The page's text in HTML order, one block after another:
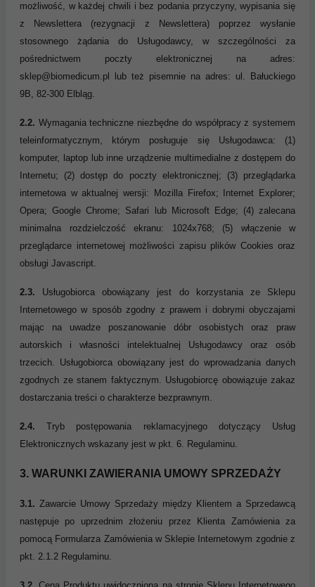
możliwość, w każdej chwili i bez podania przyczyny, wypisania się
z Newslettera (rezygnacji z Newslettera) poprzez wysłanie
stosownego żądania do Usługodawcy, w szczególności za
pośrednictwem poczty elektronicznej na adres:
sklep@biomedicum.pl lub też pisemnie na adres: ul. Bałuckiego
9B, 82-300 Elbląg.
2.2. Wymagania techniczne niezbędne do współpracy z systemem
teleinformatycznym, którym posługuje się Usługodawca: (1)
komputer, laptop lub inne urządzenie multimedialne z dostępem do
Internetu; (2) dostęp do poczty elektronicznej; (3) przeglądarka
internetowa w aktualnej wersji: Mozilla Firefox; Internet Explorer;
Opera; Google Chrome; Safari lub Microsoft Edge; (4) zalecana
minimalna rozdzielczość ekranu: 1024x768; (5) włączenie w
przeglądarce internetowej możliwości zapisu plików Cookies oraz
obsługi Javascript.
2.3. Usługobiorca obowiązany jest do korzystania ze Sklepu
Internetowego w sposób zgodny z prawem i dobrymi obyczajami
mając na uwadze poszanowanie dóbr osobistych oraz praw
autorskich i własności intelektualnej Usługodawcy oraz osób
trzecich. Usługobiorca obowiązany jest do wprowadzania danych
zgodnych ze stanem faktycznym. Usługobiorcę obowiązuje zakaz
dostarczania treści o charakterze bezprawnym.
2.4.Tryb postępowania reklamacyjnego dotyczący Usług
Elektronicznych wskazany jest w pkt. 6. Regulaminu.
3. WARUNKI ZAWIERANIA UMOWY SPRZEDAŻY
3.1. Zawarcie Umowy Sprzedaży między Klientem a Sprzedawcą
następuje po uprzednim złożeniu przez Klienta Zamówienia za
pomocą Formularza Zamówienia w Sklepie Internetowym zgodnie z
pkt. 2.1.2 Regulaminu.